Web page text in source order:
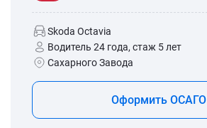
Skoda Octavia
Водитель 24 года, стаж 5 лет
Сахарного Завода
Оформить ОСАГО